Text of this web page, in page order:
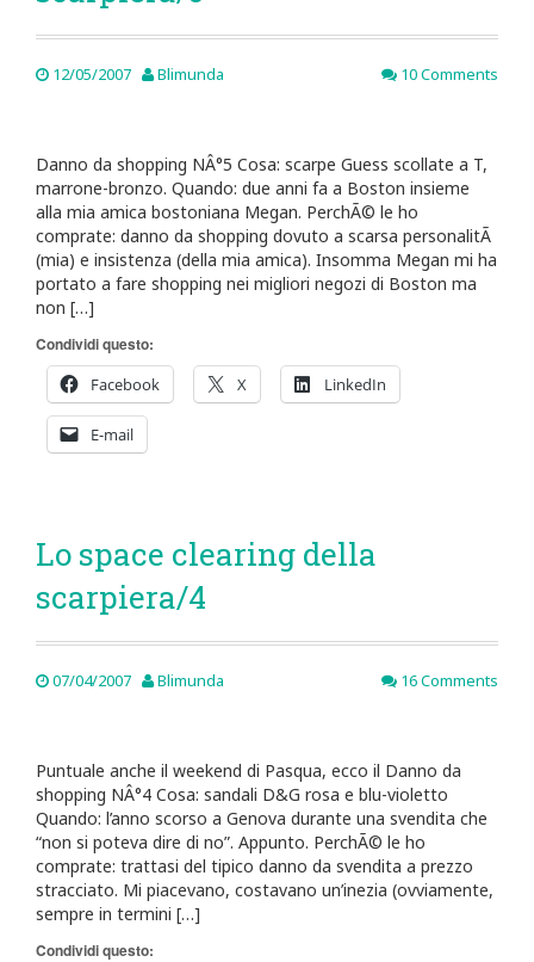
12/05/2007 Blimunda 10 Comments
Danno da shopping NÂ°5 Cosa: scarpe Guess scollate a T,
marrone-bronzo. Quando: due anni fa a Boston insieme
alla mia amica bostoniana Megan. PerchÃ© le ho
comprate: danno da shopping dovuto a scarsa personalitÃ
(mia) e insistenza (della mia amica). Insomma Megan mi ha
portato a fare shopping nei migliori negozi di Boston ma
non […]
Condividi questo:
Facebook
X LinkedIn
E-mail
Lo space clearing della
scarpiera/4
07/04/2007 Blimunda 16 Comments
Puntuale anche il weekend di Pasqua, ecco il Danno da
shopping NÂ°4 Cosa: sandali D&G rosa e blu-violetto
Quando: l’anno scorso a Genova durante una svendita che
“non si poteva dire di no”. Appunto. PerchÃ© le ho
comprate: trattasi del tipico danno da svendita a prezzo
stracciato. Mi piacevano, costavano un’inezia (ovviamente,
sempre in termini […]
Condividi questo: